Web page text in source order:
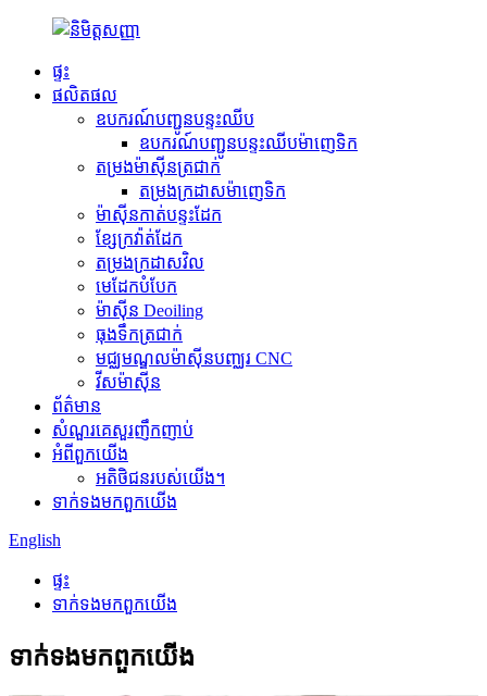
ផ្ទះ
ផលិតផល
ឧបករណ៍បញ្ជូនបន្ទះឈីប
ឧបករណ៍បញ្ជូនបន្ទះឈីបម៉ាញេទិក
តម្រងម៉ាស៊ីនត្រជាក់
តម្រងក្រដាសម៉ាញេទិក
ម៉ាស៊ីនកាត់បន្ទះដែក
ខ្សែក្រវ៉ាត់ដែក
តម្រងក្រដាសវិល
មេដែកបំបែក
ម៉ាស៊ីន Deoiling
ធុងទឹកត្រជាក់
មជ្ឈមណ្ឌលម៉ាស៊ីនបញ្ឈរ CNC
វីសម៉ាស៊ីន
ព័ត៌មាន
សំណួរគេសួរញឹកញាប់
អំពី​ពួក​យើង
អតិថិជនរបស់យើង។
ទាក់ទង​មក​ពួក​យើង
English
ផ្ទះ
ទាក់ទង​មក​ពួក​យើង
ទាក់ទង​មក​ពួក​យើង